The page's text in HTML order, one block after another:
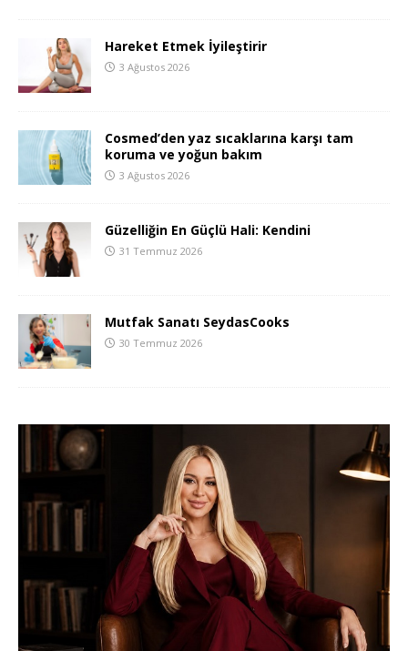
Hareket Etmek İyileştirir
3 Ağustos 2026
Cosmed’den yaz sıcaklarına karşı tam
koruma ve yoğun bakım
3 Ağustos 2026
Güzelliğin En Güçlü Hali: Kendini
31 Temmuz 2026
Mutfak Sanatı SeydasCooks
30 Temmuz 2026